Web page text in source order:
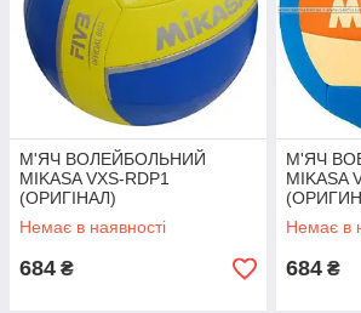
М'ЯЧ ВОЛЕЙБОЛЬНИЙ
MIKASA VXS-RDP1
(ОРИГІНАЛ)
Немає в наявності
684 ₴
М'ЯЧ
MIKASA
Немає в
684 ₴